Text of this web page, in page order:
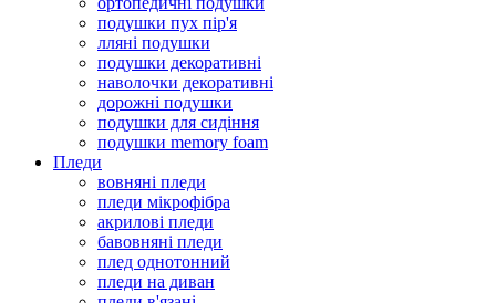
подушки пух пір'я
лляні подушки
подушки декоративні
наволочки декоративні
дорожні подушки
подушки для сидіння
подушки memory foam
Пледи
вовняні пледи
пледи мікрофібра
акрилові пледи
бавовняні пледи
плед однотонний
пледи на диван